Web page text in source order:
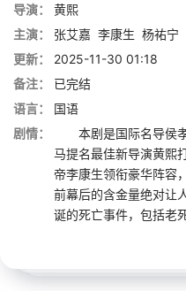
导演：
黄熙
主演：
张艾嘉 李康生 杨祐宁
更新：
2025-11-30 01:18
备注：
已完结
语言：
国语
剧情：
本剧是国际名导侯孝
马提名最佳新导演黄熙
帝李康生领衔豪华阵容
前幕后的含金量绝对让
诞的死亡事件，包括老